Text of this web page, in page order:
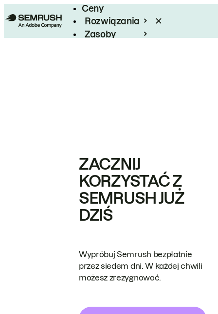
Ceny
Rozwiązania
Zasoby
ZACZNIJ
KORZYSTAĆ Z
SEMRUSH JUŻ
DZIŚ
Wypróbuj Semrush bezpłatnie
przez siedem dni. W każdej chwili
możesz zrezygnować.